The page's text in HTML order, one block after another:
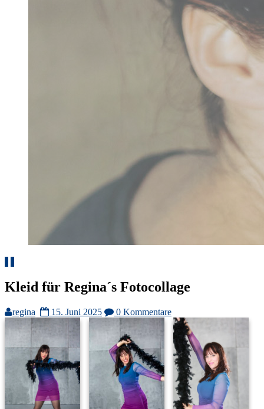
Kleid für Regina´s Fotocollage
regina 15. Juni 2025 0 Kommentare